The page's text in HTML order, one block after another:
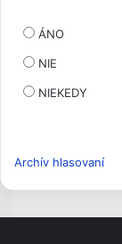
ÁNO
NIE
NIEKEDY
Archív hlasovaní